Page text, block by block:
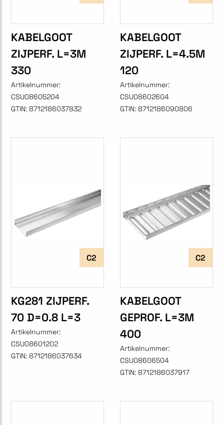
KABELGOOT
ZIJPERF. L=3M
330
Artikelnummer:
CSU08605204
GTIN: 8712186037832
KABELGOOT
ZIJPERF. L=4.5M
120
Artikelnummer:
CSU08602604
GTIN: 8712186090806
C2
KG281 ZIJPERF.
70 D=0.8 L=3
Artikelnummer:
CSU08601202
GTIN: 8712186037634
C2
KABELGOOT
GEPROF. L=3M
400
Artikelnummer:
CSU08606504
GTIN: 8712186037917